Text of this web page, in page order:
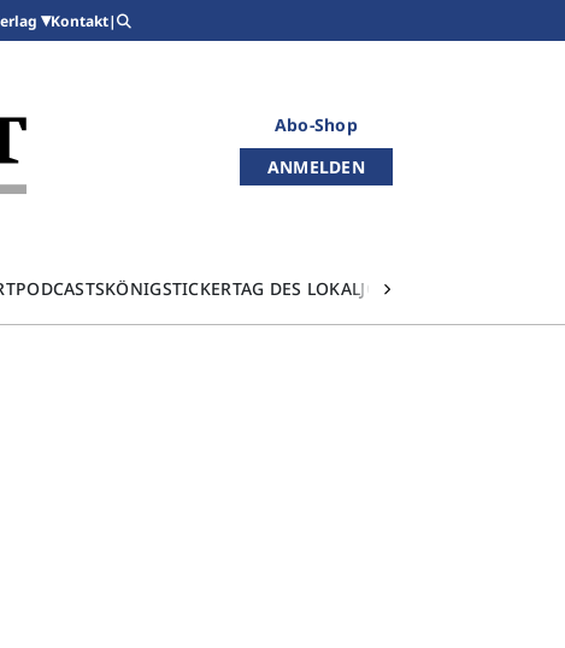
Kontakt|
Abo-Shop
ANMELDEN
PODCASTSKÖNIGSTICKERTAG DES LOKALJOURNALISMUS